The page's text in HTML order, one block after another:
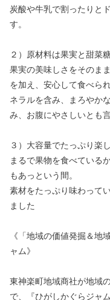
炭酸や牛乳で割ったりと
す。
２）原材料は果実と甜菜
果実の美味しさをそのま
を加え、安心して食べら
ネラルを含み、まろやか
み、お腹にやさしいとも
３）大容量でたっぷり楽
まるで果物を食べている
もあっという間。
素材をたっぷり味わって
ました
《「地域の価値発掘＆地
ャム》
東神楽町地域商社が地域
で、『ひがしかぐらジャ